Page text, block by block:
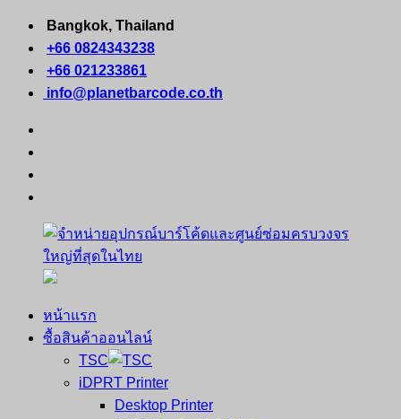
Skip
content
Bangkok, Thailand
+66 0824343238
+66 021233861
info@planetbarcode.co.th
จำหน่าย
คอมพิวเตอร์
หน้าแรก
ซื้อสินค้าออนไลน์
TSC
iDPRT Printer
Desktop Printer